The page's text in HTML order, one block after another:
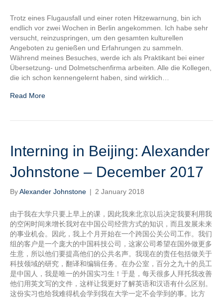
Trotz eines Flugausfall und einer roten Hitzewarnung, bin ich
endlich vor zwei Wochen in Berlin angekommen. Ich habe sehr
versucht, reinzuspringen, um den gesamten kulturellen
Angeboten zu genießen und Erfahrungen zu sammeln.
Während meines Besuches, werde ich als Praktikant bei einer
Übersetzung- und Dolmetschenfirma arbeiten. Alle die Kollegen,
die ich schon kennengelernt haben, sind wirklich…
Read More
Interning in Beijing: Alexander
Johnstone – December 2017
ByAlexander Johnstone | 2 January 2018
由于我在大学只要上早上的课，因此我来北京以后决定我要利用我
的空闲时间来增长我对在中国公司经营方式的知识，而且发展未来
的事业机会。因此，我上个月开始在一个跨国公关公司工作。我们
组的客户是一个庞大的中国科技公司，这家公司希望在国外做更多
生意，所以他们要提高他们的公共名声。我现在的责任包括做关于
科技领域的研究，翻译和编辑任务。在办公室，百分之九十的员工
是中国人，我是唯一的外国实习生！于是，每天很多人拜托我改善
他们用英文写的文件，这样让我更好了解英语和汉语有什么区别。
这份实习也给我难得机会学到我在大学一定不会学到的事。比方